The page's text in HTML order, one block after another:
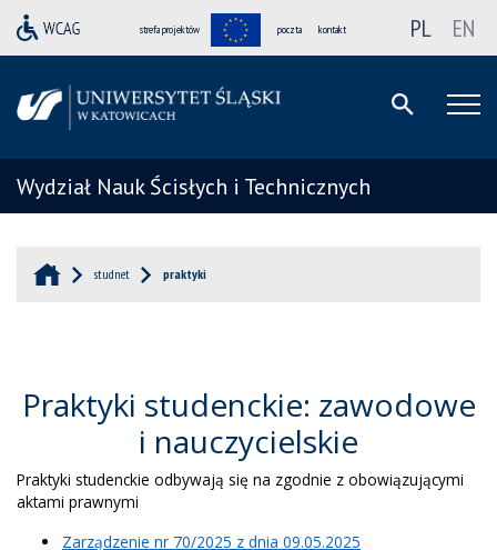
strefa projektów poczta kontakt PL EN
Wydział Nauk Ścisłych i Technicznych
studnet praktyki
Praktyki studenckie: zawodowe
i nauczycielskie
Praktyki studenckie odbywają się na zgodnie z obowiązującymi
aktami prawnymi
Zarządzenie nr 70/2025 z dnia 09.05.2025